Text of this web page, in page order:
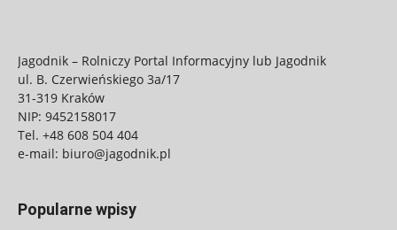
Jagodnik – Rolniczy Portal Informacyjny lub Jagodnik
ul. B. Czerwieńskiego 3a/17
31-319 Kraków
NIP: 9452158017
Tel. +48 608 504 404
e-mail: biuro@jagodnik.pl
Popularne wpisy